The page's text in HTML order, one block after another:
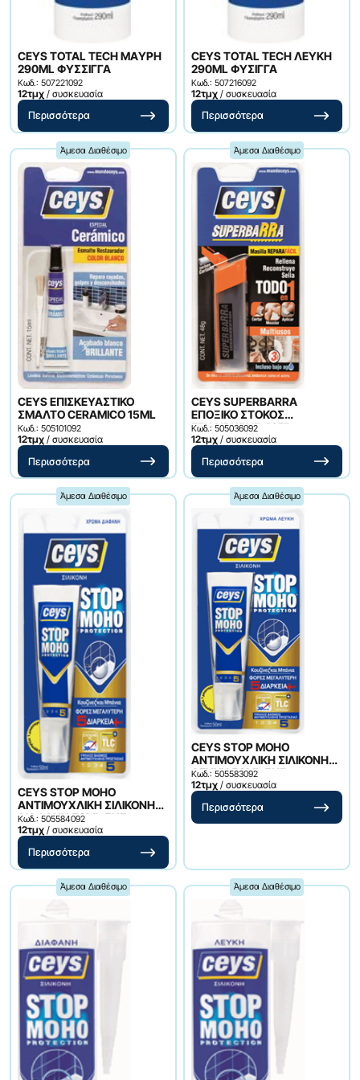
CEYS TOTAL TECH MAΥΡΗ
290ML ΦΥΣΣΙΓΓΑ
Κωδ.: 507221092
12τμχ / συσκευασία
Περισσότερα
CEYS TOTAL TECH ΛΕΥΚΗ
290ML ΦΥΣΙΓΓΑ
Κωδ.: 507216092
12τμχ / συσκευασία
Περισσότερα
Άμεσα Διαθέσιμο
CEYS ΕΠΙΣΚΕΥΑΣΤΙΚΟ
ΣΜΑΛΤΟ CERAMICO 15ML
Κωδ.: 505101092
12τμχ / συσκευασία
Περισσότερα
Άμεσα Διαθέσιμο
CEYS SUPERBARRA
ΕΠΟΞΙΚΟ ΣΤΟΚΟΣ
ΓΕΝ.ΧΡΗΣΗΣ 48ΓΡ.
Κωδ.: 505036092
12τμχ / συσκευασία
Περισσότερα
Άμεσα Διαθέσιμο
CEYS STOP MOHO
ΑΝΤΙΜΟΥΧΛΙΚΗ ΣΙΛΙΚΟΝΗ
ΔΙΑΦΑΝΗ 50ML 5ΗΣ
ΔΙΑΡΚΕΙΑΣ
Κωδ.: 505584092
12τμχ / συσκευασία
Περισσότερα
Άμεσα Διαθέσιμο
CEYS STOP MOHO
ΑΝΤΙΜΟΥΧΛΙΚΗ ΣΙΛΙΚΟΝΗ
ΛΕΥΚΗ 50ML 5ΗΣ
ΔΙΑΡΚΕΙΑΣ
Κωδ.: 505583092
12τμχ / συσκευασία
Περισσότερα
Άμεσα Διαθέσιμο Άμεσα Διαθέσιμο